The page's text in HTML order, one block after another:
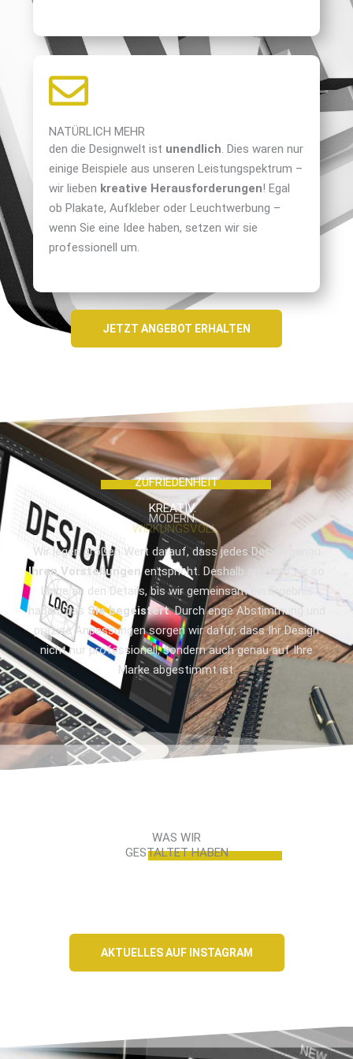
NATÜRLICH MEHR
den die Designwelt ist unendlich. Dies waren nur
einige Beispiele aus unseren Leistungspektrum –
wir lieben kreative Herausforderungen! Egal
ob Plakate, Aufkleber oder Leuchtwerbung –
wenn Sie eine Idee haben, setzen wir sie
professionell um.
JETZT ANGEBOT ERHALTEN
ZUFRIEDENHEIT
KREATIV.
MODERN.
WIRKUNGSVOLL.
Wir legen großen Wert darauf, dass jedes Design genau
Ihren Vorstellungenentspricht. Deshalb arbeiten wir so
lange an den Details, bis wir gemeinsam ein Ergebnis
haben, das Sie begeistert. Durch enge Abstimmung und
präzise Anpassungen sorgen wir dafür, dass Ihr Design
nicht nur professionell, sondern auch genau auf Ihre
Marke abgestimmt ist.
WAS WIR
GESTALTET HABEN
AKTUELLES AUF INSTAGRAM